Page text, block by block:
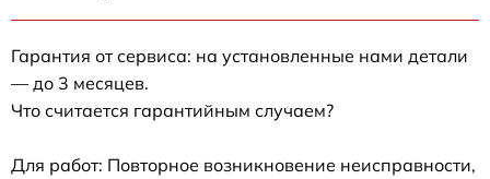
Гарантия от сервиса: на установленные нами детали
— до 3 месяцев.
Что считается гарантийным случаем?
Для работ: Повторное возникновение неисправности,